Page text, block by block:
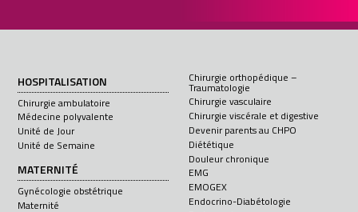
HOSPITALISATION
Chirurgie ambulatoire
Médecine polyvalente
Unité de Jour
Unité de Semaine
MATERNITÉ
Gynécologie obstétrique
Maternité
Chirurgie orthopédique –
Traumatologie
Chirurgie vasculaire
Chirurgie viscérale et digestive
Devenir parents au CHPO
Diététique
Douleur chronique
EMG
EMOGEX
Endocrino-Diabétologie